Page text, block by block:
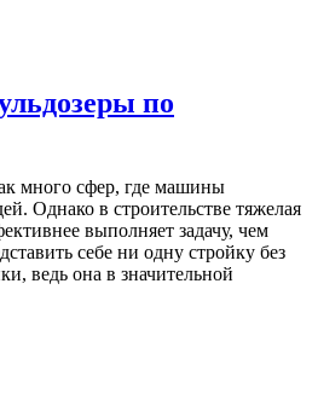
по
много сфер, где машины
Однако в строительстве тяжелая
выполняет задачу, чем
себе ни одну стройку без
ведь она в значительной